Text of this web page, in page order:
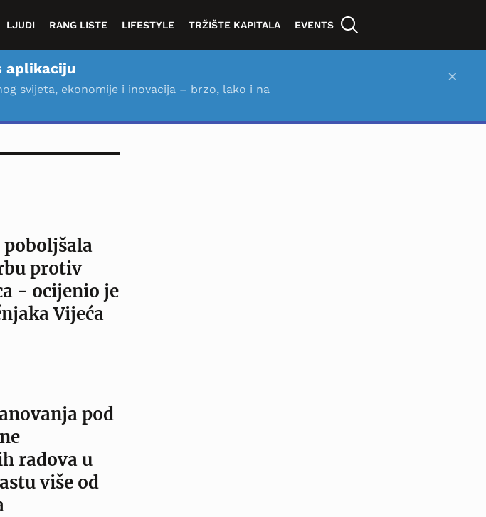
LJUDI RANG LISTE LIFESTYLE TRŽIŠTE KAPITALA EVENTS
aplikaciju
svijeta, ekonomije i inovacija – brzo, lako i na
×
protiv
- ocijenio je
Vijeća
pod
radova u
više od